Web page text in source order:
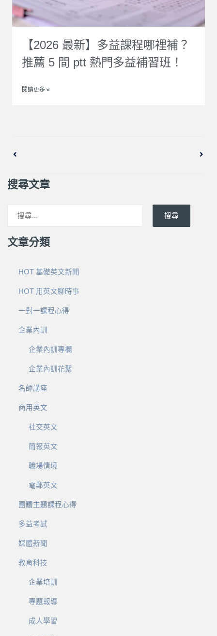
【2026 最新】多益課程哪裡補？
推薦 5 間 ptt 熱門多益補習班！
閱讀更多 »
搜尋文章
搜尋
文章分類
HOT 基礎英文新聞
HOT 用英文聊時事
一對一課程心得
企業內訓
企業內訓專欄
企業內訓花絮
名師講座
商用英文
社交英文
簡報英文
職場情境
電郵英文
團體主題課程心得
多益考試
媒體新聞
教育科技
企業培訓
專題報導
成人學習